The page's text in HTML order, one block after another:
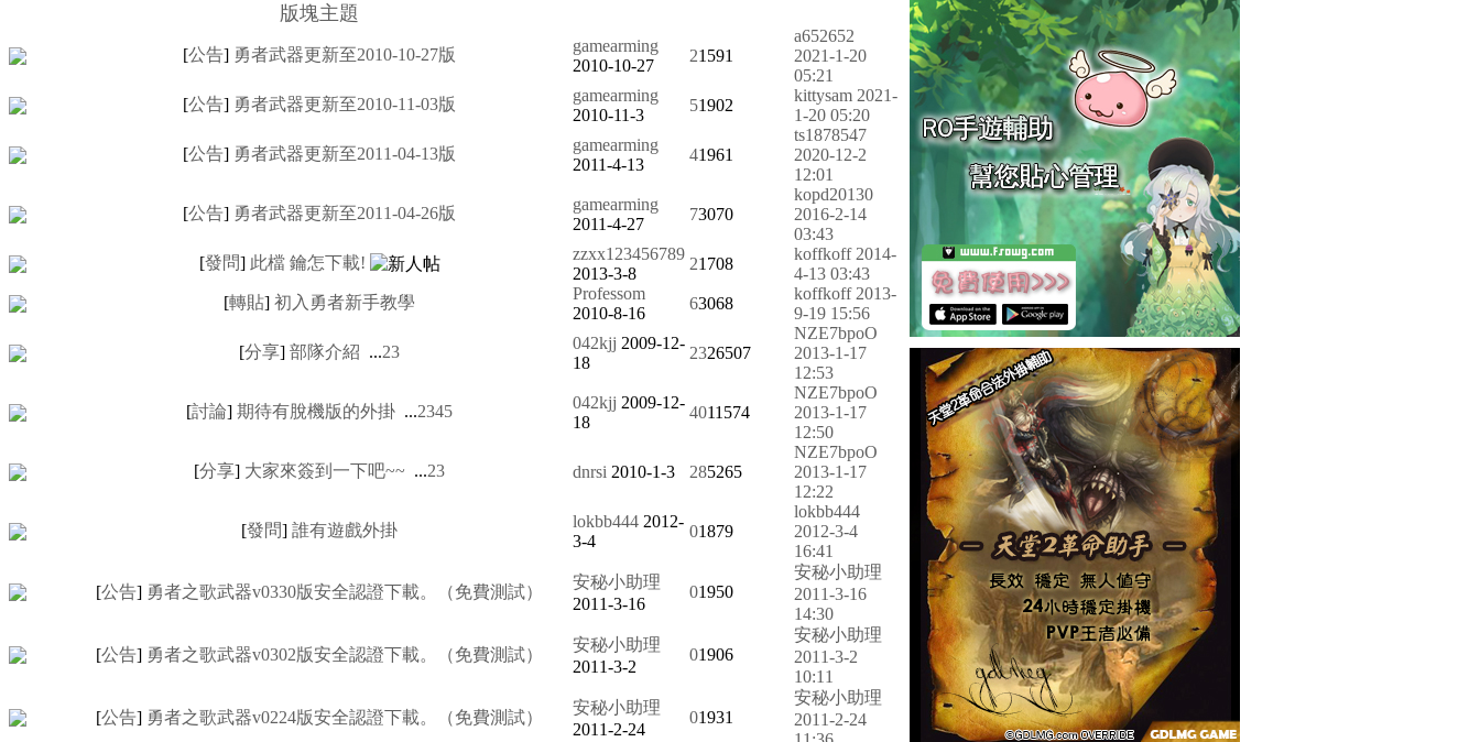
版塊主題
[公告] 勇者武器更新至2010-10-27版
gamearming
2010-10-27
21591
a652652
2021-1-20
05:21
[公告] 勇者武器更新至2010-11-03版
gamearming
2010-11-3
51902
kittysam 2021-
1-20 05:20
[公告] 勇者武器更新至2011-04-13版
gamearming
2011-4-13
41961
ts1878547
2020-12-2
12:01
[公告] 勇者武器更新至2011-04-26版
gamearming
2011-4-27
73070
kopd20130
2016-2-14
03:43
[發問] 此檔 鑰怎下載!
zzxx123456789
2013-3-8
21708
koffkoff 2014-
4-13 03:43
[轉貼] 初入勇者新手教學
Professom
2010-8-16
63068
koffkoff 2013-
9-19 15:56
[分享] 部隊介紹 ...23 042kjj 2009-12-
18
2326507
NZE7bpoO
2013-1-17
12:53
[討論] 期待有脫機版的外掛 ...2345 042kjj 2009-12-
18
4011574
NZE7bpoO
2013-1-17
12:50
[分享] 大家來簽到一下吧~~ ...23 dnrsi 2010-1-3 285265
NZE7bpoO
2013-1-17
12:22
[發問] 誰有遊戲外掛 lokbb444 2012-
3-4
01879
lokbb444
2012-3-4
16:41
[公告] 勇者之歌武器v0330版安全認證下載。（免費測試）
安秘小助理
2011-3-16
01950
安秘小助理
2011-3-16
14:30
[公告] 勇者之歌武器v0302版安全認證下載。（免費測試）
安秘小助理
2011-3-2
01906
安秘小助理
2011-3-2
10:11
[公告] 勇者之歌武器v0224版安全認證下載。（免費測試）
安秘小助理
2011-2-24
01931
安秘小助理
2011-2-24